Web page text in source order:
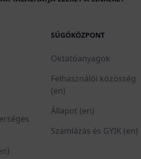
SÚGÓKÖZPONT
Oktatóanyagok
Felhasználói közösség
(en)
Állapot (en)
Számlázás és GYIK (en)